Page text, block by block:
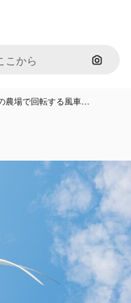
画像で
農場で回転する風車…